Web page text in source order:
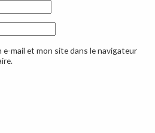
e-mail et mon site dans le navigateur